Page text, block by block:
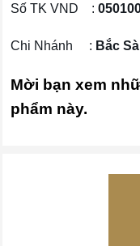
Số TK VND :
Chi Nhánh : Bắc
Mời bạn xem
phẩm này.